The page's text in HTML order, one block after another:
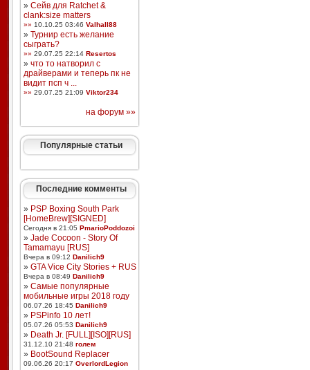
» Сейв для Ratchet &
clank:size matters
»» 10.10.25 03:46 Valhall88
» Турнир есть желание
сыграть?
»» 29.07.25 22:14 Resertos
» что то натворил с
драйверами и теперь пк не
видит псп ч ...
»» 29.07.25 21:09 Viktor234
на форум »»
Популярные статьи
Последние комменты
» PSP Boxing South Park
[HomeBrew][SIGNED]
Сегодня в 21:05 PmarioPoddozoi
» Jade Cocoon - Story Of
Tamamayu [RUS]
Вчера в 09:12 Danilich9
» GTA Vice City Stories + RUS
Вчера в 08:49 Danilich9
» Самые популярные
мобильные игры 2018 году
06.07.26 18:45 Danilich9
» PSPinfo 10 лет!
05.07.26 05:53 Danilich9
» Death Jr. [FULL][ISO][RUS]
31.12.10 21:48 голем
» BootSound Replacer
09.06.26 20:17 OverlordLegion